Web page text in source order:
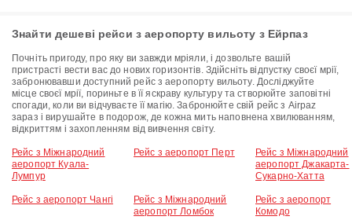
Знайти дешеві рейси з аеропорту вильоту з Ейрпаз
Почніть пригоду, про яку ви завжди мріяли, і дозвольте вашій
пристрасті вести вас до нових горизонтів. Здійсніть відпустку своєї мрії,
забронювавши доступний рейс з аеропорту вильоту. Досліджуйте
місце своєї мрії, пориньте в її яскраву культуру та створюйте заповітні
спогади, коли ви відчуваєте її магію. Забронюйте свій рейс з Airpaz
зараз і вирушайте в подорож, де кожна мить наповнена хвилюванням,
відкриттям і захопленням від вивчення світу.
Рейс з Міжнародний
аеропорт Куала-
Лумпур
Рейс з аеропорт Перт
Рейс з Міжнародний
аеропорт Джакарта-
Сукарно-Хатта
Рейс з аеропорт Чангі
Рейс з Міжнародний
аеропорт Ломбок
Рейс з аеропорт
Комодо